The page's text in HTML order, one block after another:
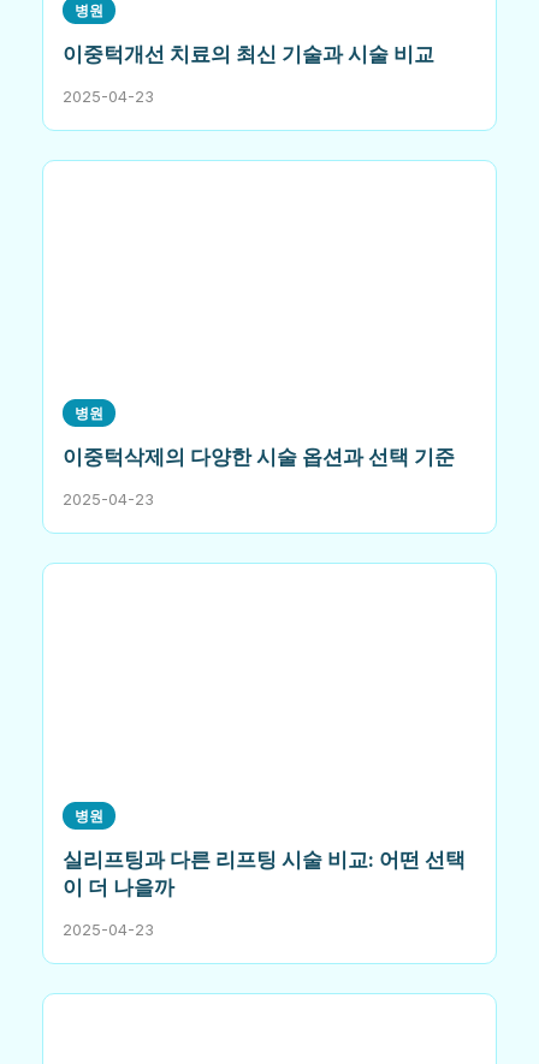
병원
이중턱개선 치료의 최신 기술과 시술 비교
2025-04-23
병원
이중턱삭제의 다양한 시술 옵션과 선택 기준
2025-04-23
병원
실리프팅과 다른 리프팅 시술 비교: 어떤 선택
이 더 나을까
2025-04-23